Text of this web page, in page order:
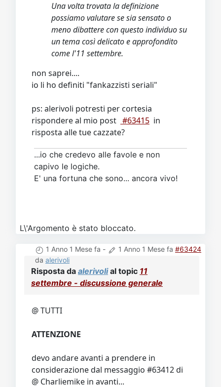
Una volta trovata la definizione
possiamo valutare se sia sensato o
meno dibattere con questo individuo su
un tema così delicato e approfondito
come l'11 settembre.
non saprei....
io li ho definiti "fankazzisti seriali"
ps: alerivoli potresti per cortesia
rispondere al mio post #63415 in
risposta alle tue cazzate?
...io che credevo alle favole e non
capivo le logiche.
E' una fortuna che sono... ancora vivo!
L\'Argomento è stato bloccato.
1 Anno 1 Mese fa - 1 Anno 1 Mese fa #63424
da alerivoli
Risposta da alerivolial topic 11
settembre - discussione generale
@ TUTTI
ATTENZIONE
devo andare avanti a prendere in
considerazione dal messaggio #63412 di
@ Charliemike in avanti...